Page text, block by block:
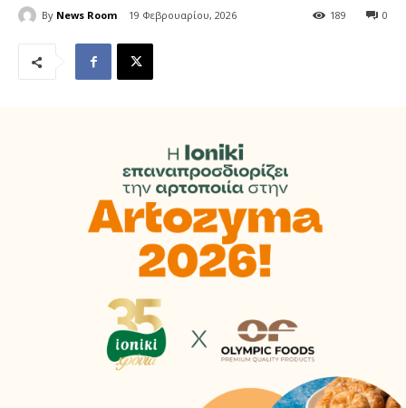
By News Room 19 Φεβρουαρίου, 2026 0
189